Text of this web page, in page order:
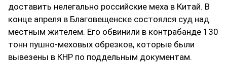
доставить нелегально российские меха в Китай. В
конце апреля в Благовещенске состоялся суд над
местным жителем. Его обвинили в контрабанде 130
тонн пушно-меховых обрезков, которые были
вывезены в КНР по поддельным документам.